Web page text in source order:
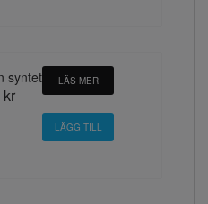
syntet LÄS MER